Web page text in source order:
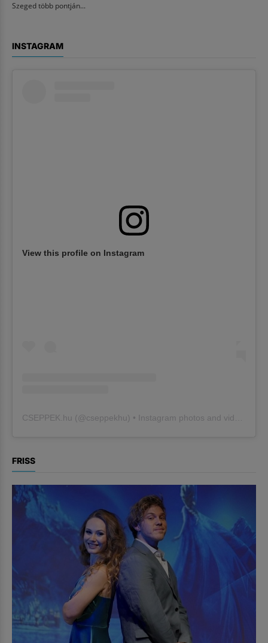
Szeged több pontján...
INSTAGRAM
View this profile on Instagram
CSEPPEK.hu (@cseppekhu ) • Instagram photos and videos
FRISS